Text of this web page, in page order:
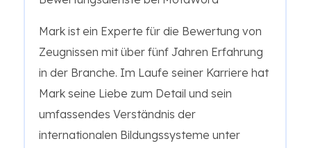
Mark ist ein Experte für die Bewertung von
Zeugnissen mit über fünf Jahren Erfahrung
in der Branche. Im Laufe seiner Karriere hat
Mark seine Liebe zum Detail und sein
umfassendes Verständnis der
internationalen Bildungssysteme unter